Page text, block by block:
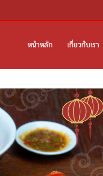
หน้าหลัก เกี่ยวกับเรา